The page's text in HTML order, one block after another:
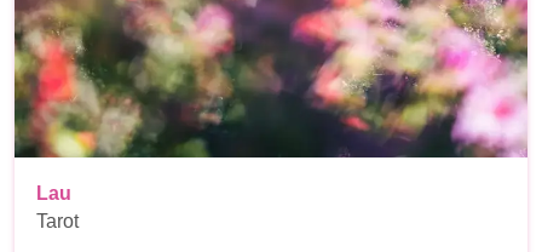
Lau
Tarot